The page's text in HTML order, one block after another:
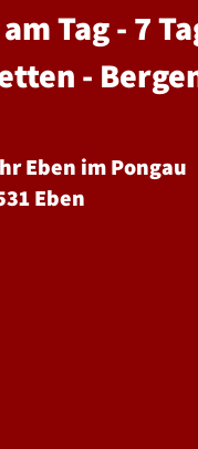
Tag - 7
-
Eben im Pongau
Eben